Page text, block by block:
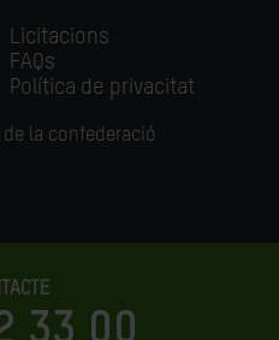
Licitacions
FAQs
Política de privacitat
de la confederació
33 00